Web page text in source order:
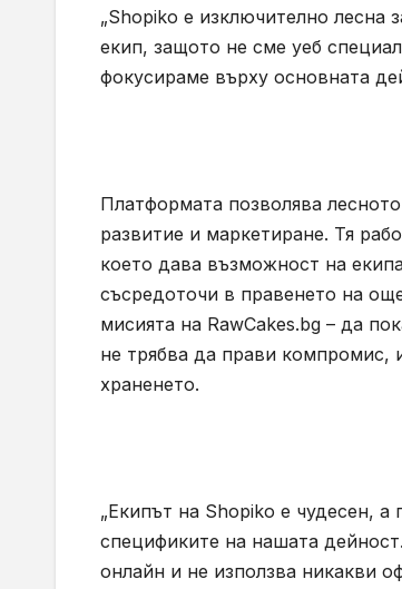
„Shopiko е изключително лесна
екип, защото не сме уеб
фокусираме върху основната
Платформата позволява
развитие и маркетиране. Тя
което дава възможност на
съсредоточи в правенето на
мисията на RawCakes.bg – да
не трябва да прави компромис,
храненето.
„Екипът на Shopiko е чудесен,
спецификите на нашата
онлайн и не използва никакви